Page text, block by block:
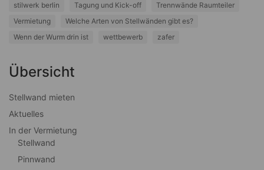
stilwerk berlin
Tagung und Kick-off
Trennwände Raumteiler
Vermietung
Welche Arten von Stellwänden gibt es?
Wenn der Wurm drin ist
wettbewerb zafer
Übersicht
Stellwand mieten
Aktuelles
In der Vermietung
Stellwand
Pinnwand